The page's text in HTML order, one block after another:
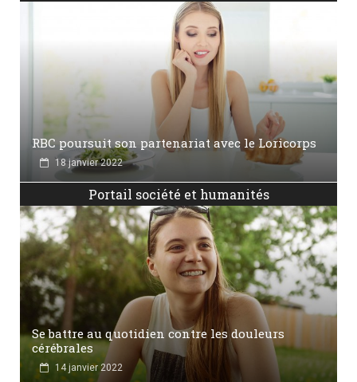
RBC poursuit son partenariat avec le Loricorps
18 janvier 2022
Portail société et humanités
Se battre au quotidien contre les douleurs
cérébrales
14 janvier 2022